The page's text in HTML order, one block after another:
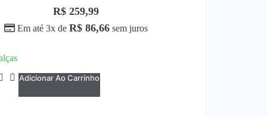
R$ 259,99
Em até 3x de R$ 86,66 sem juros
Adicionar Ao Carrinho